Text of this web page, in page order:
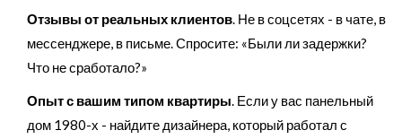
Отзывы от реальных клиентов. Не в соцсетях - в чате, в
мессенджере, в письме. Спросите: «Были ли задержки?
Что не сработало?»
Опыт с вашим типом квартиры. Если у вас панельный
дом 1980-х - найдите дизайнера, который работал с